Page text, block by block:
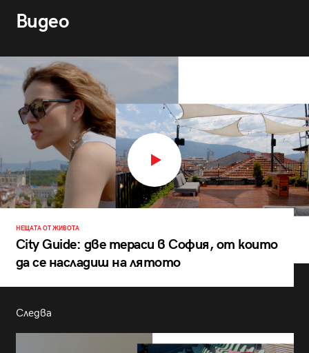
Видео
НЕЩАТА ОТ ЖИВОТА
City Guide: две тераси в София, от които
да се насладиш на лятото
Следва